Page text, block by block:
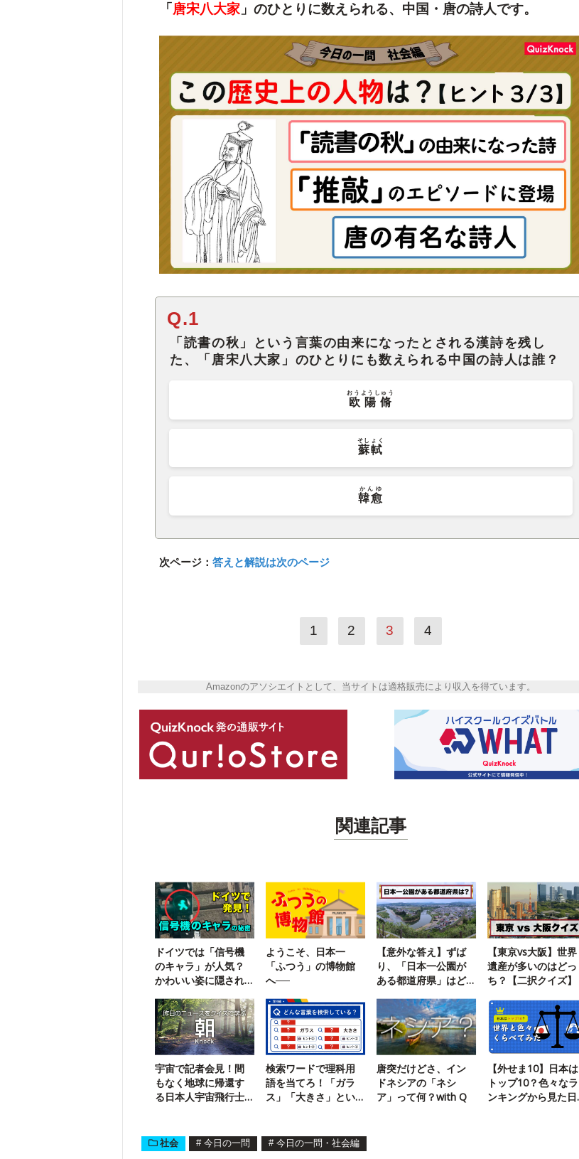
「 唐宋八大家 」のひとりに数えられる、中国・唐の詩人です。
Q.1
「読書の秋」という言葉の由来になったとされる漢詩を残し
た、「唐宋八大家」のひとりにも数えられる中国の詩人は誰？
欧陽脩
おうようしゅう
蘇軾
そしょく
韓愈
かんゆ
次ページ：答えと解説は次のページ
1 2 3 4
Amazonのアソシエイトとして、当サイトは適格販売により収入を得ています。
関連記事
ドイツでは「信号機
のキャラ」が人気？
かわいい姿に隠され
ようこそ、日本一
「ふつう」の博物館
へ──
【意外な答え】ずば
り、「日本一公園が
ある都道府県」はど
【東京vs大阪】世界
遺産が多いのはどっ
ち？【二択クイズ】
宇宙で記者会見！間
もなく地球に帰還す
る日本人宇宙飛行士
検索ワードで理科用
語を当てろ！「ガラ
ス」「大きさ」とい
唐突だけどさ、イン
ドネシアの「ネシ
ア」って何？with Q
【外せま10】日本は
トップ10？色々なラ
ンキングから見た日
社会 # 今日の一問 # 今日の一問・社会編